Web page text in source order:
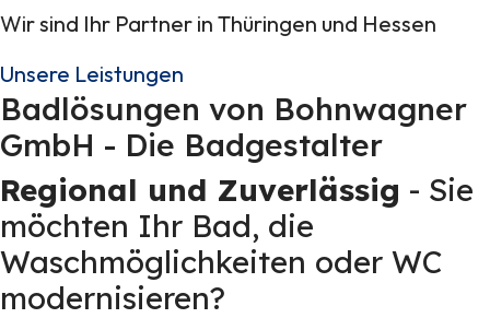
Wir sind Ihr Partner in Thüringen und Hessen
Unsere Leistungen
Badlösungen von Bohnwagner
GmbH - Die Badgestalter
Regional und Zuverlässig - Sie
möchten Ihr Bad, die
Waschmöglichkeiten oder WC
modernisieren?